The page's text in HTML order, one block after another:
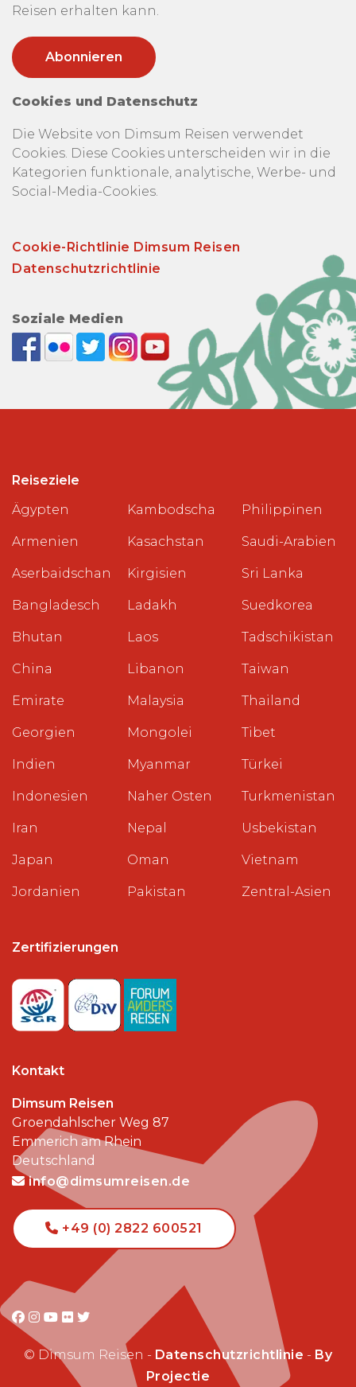
Reisen erhalten kann.
Cookies und Datenschutz
Die Website von Dimsum Reisen verwendet
Cookies. Diese Cookies unterscheiden wir in die
Kategorien funktionale, analytische, Werbe- und
Social-Media-Cookies.
Cookie-Richtlinie Dimsum Reisen
Datenschutzrichtlinie
Soziale Medien
Reiseziele
Ägypten
Armenien
Aserbaidschan
Bangladesch
Bhutan
China
Emirate
Georgien
Indien
Indonesien
Iran
Japan
Jordanien
Kambodscha
Kasachstan
Kirgisien
Ladakh
Laos
Libanon
Malaysia
Mongolei
Myanmar
Naher Osten
Nepal
Oman
Pakistan
Philippinen
Saudi-Arabien
Sri Lanka
Suedkorea
Tadschikistan
Taiwan
Thailand
Tibet
Türkei
Turkmenistan
Usbekistan
Vietnam
Zentral-Asien
Zertifizierungen
Kontakt
Dimsum Reisen
Groendahlscher Weg 87
Emmerich am Rhein
Deutschland
info@dimsumreisen.de
+49 (0) 2822 600521
© Dimsum Reisen - Datenschutzrichtlinie - By
Projectie